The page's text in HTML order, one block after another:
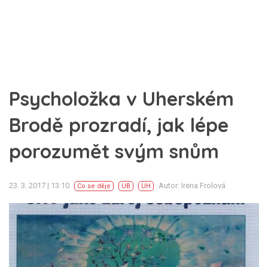
Psycholožka v Uherském
Brodě prozradí, jak lépe
porozumět svým snům
23. 3. 2017 | 13:10 Co se děje UB UH Autor: Irena Frolová